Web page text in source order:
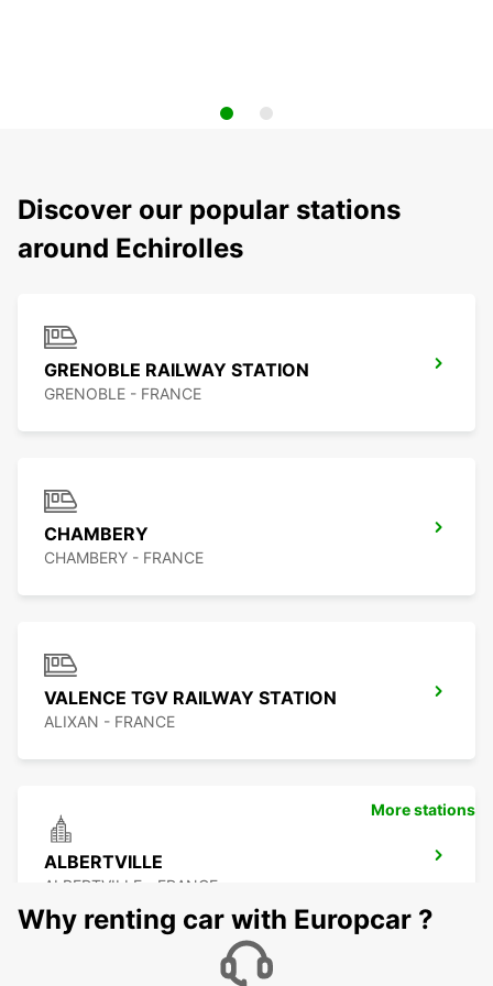
Discover our popular stations
around Echirolles
GRENOBLE RAILWAY STATION
GRENOBLE - FRANCE
CHAMBERY
CHAMBERY - FRANCE
VALENCE TGV RAILWAY STATION
ALIXAN - FRANCE
ALBERTVILLE
ALBERTVILLE - FRANCE
More stations
Why renting car with Europcar ?